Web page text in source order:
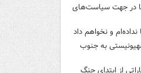
در جهت سیاست‌های
و نخواهم داد
به جنوب